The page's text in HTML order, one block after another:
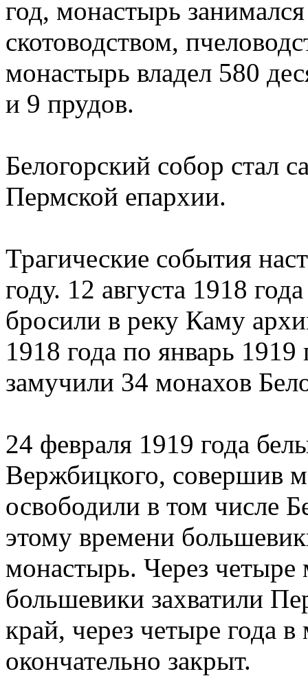
год, монастырь
скотоводством,
монастырь владел 580
и 9 прудов.
Белогорский собор стал
Пермской епархии.
Трагические события
году. 12 августа 1918
бросили в реку Каму
1918 года по январь
замучили 34 монахов
24 февраля 1919 года
Вержбицкого, совершив
освободили в том числе
этому времени
монастырь. Через
большевики захватили
край, через четыре года
окончательно закрыт.